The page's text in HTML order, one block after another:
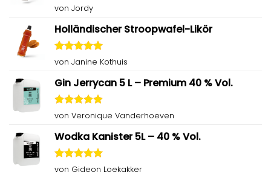
Bewertet
von
5
von Jordy
Holländischer Stroopwafel-Likör
Bewertet
5
von Janine Kothuis
Gin Jerrycan 5 L – Premium 40 % Vol.
Bewertet
5
von Veronique Vanderhoeven
Wodka Kanister 5L – 40 % Vol.
Bewertet
von Gideon Loekakker